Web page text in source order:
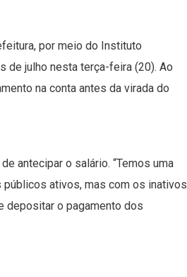
por meio do Instituto
de julho nesta terça-feira (20). Ao
na conta antes da virada do
antecipar o salário. “Temos uma
ativos, mas com os inativos
depositar o pagamento dos